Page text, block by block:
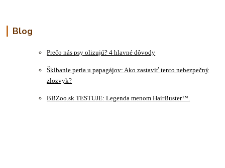
Blog
Prečo nás psy olizujú? 4 hlavné dôvody
Šklbanie peria u papagájov: Ako zastaviť tento nebezpečný
zlozvyk?
BBZoo.sk TESTUJE: Legenda menom HairBuster™.